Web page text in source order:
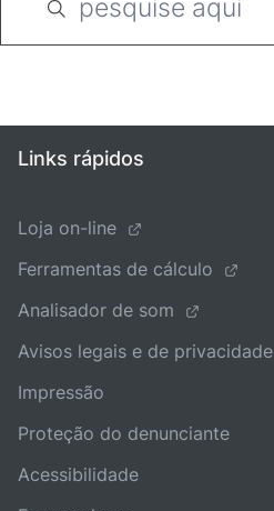
Links rápidos
Loja on-line
Ferramentas de cálculo
Analisador de som
Avisos legais e de privacidade
Impressão
Proteção do denunciante
Acessibilidade